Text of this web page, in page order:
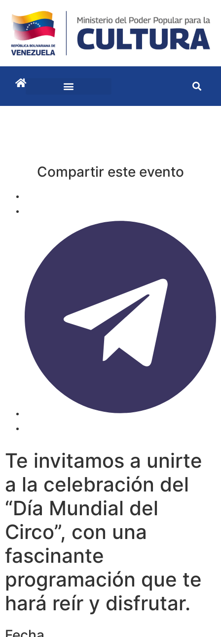
Compartir este evento
Te invitamos a unirte
a la celebración del
“Día Mundial del
Circo”, con una
fascinante
programación que te
hará reír y disfrutar.